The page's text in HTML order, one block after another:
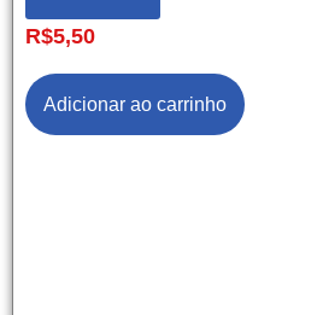
R$5,50
Adicionar ao carrinho